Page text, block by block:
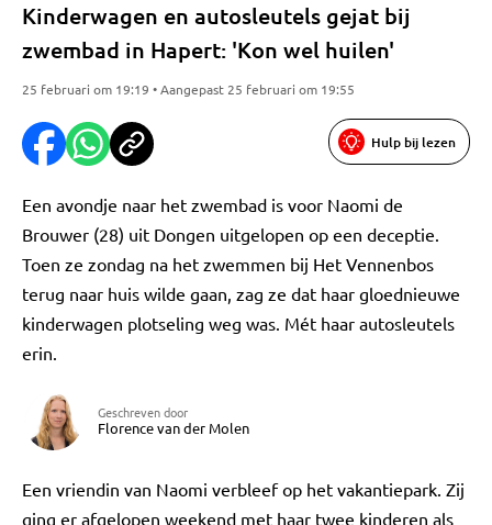
Kinderwagen en autosleutels gejat bij
zwembad in Hapert: 'Kon wel huilen'
25 februari om 19:19 • Aangepast 25 februari om 19:55
Hulp bij lezen
Een avondje naar het zwembad is voor Naomi de
Brouwer (28) uit Dongen uitgelopen op een deceptie.
Toen ze zondag na het zwemmen bij Het Vennenbos
terug naar huis wilde gaan, zag ze dat haar gloednieuwe
kinderwagen plotseling weg was. Mét haar autosleutels
erin.
Geschreven door
Florence van der Molen
Een vriendin van Naomi verbleef op het vakantiepark. Zij
ging er afgelopen weekend met haar twee kinderen als